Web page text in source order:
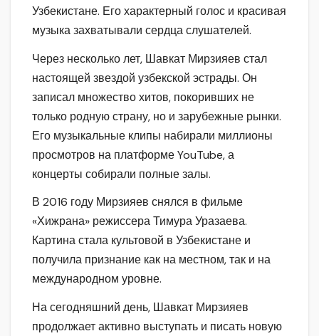
Узбекистане. Его характерный голос и красивая
музыка захватывали сердца слушателей.
Через несколько лет, Шавкат Мирзияев стал
настоящей звездой узбекской эстрады. Он
записал множество хитов, покоривших не
только родную страну, но и зарубежные рынки.
Его музыкальные клипы набирали миллионы
просмотров на платформе YouTube, а
концерты собирали полные залы.
В 2016 году Мирзияев снялся в фильме
«Хижрана» режиссера Тимура Уразаева.
Картина стала культовой в Узбекистане и
получила признание как на местном, так и на
международном уровне.
На сегодняшний день, Шавкат Мирзияев
продолжает активно выступать и писать новую